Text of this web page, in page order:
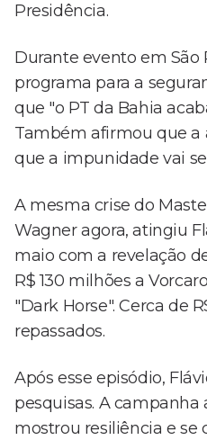
Presidência.
Durante evento em São
programa para a
que "o PT da Bahia
Também afirmou que a
que a impunidade vai
A mesma crise do
Wagner agora, atingiu
maio com a revelação
R$ 130 milhões a
"Dark Horse". Cerca de
repassados.
Após esse episódio,
pesquisas. A campanha
mostrou resiliência e se